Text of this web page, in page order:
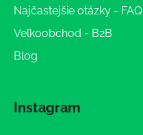
Najčastejšie otázky - FAQ
Veľkoobchod - B2B
Blog
Instagram